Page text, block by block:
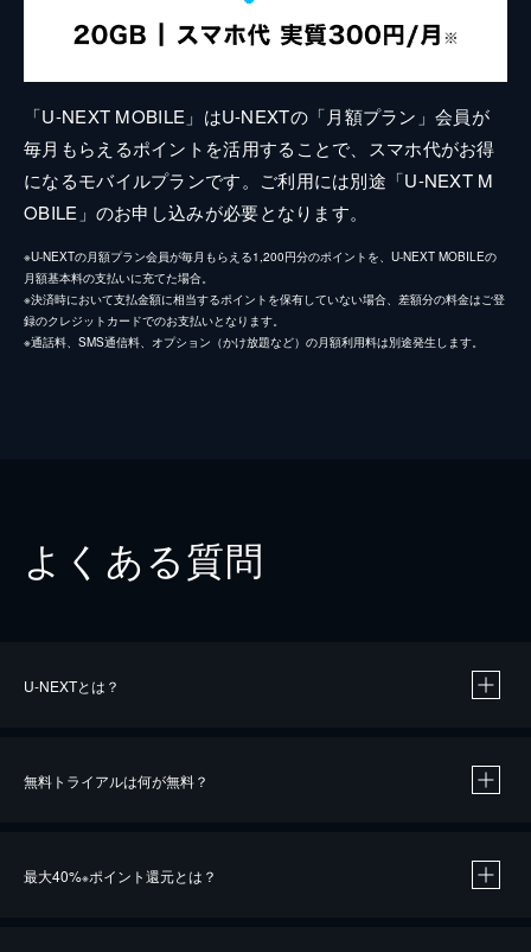
「U-NEXT MOBILE」はU-NEXTの「月額プラン」会員が
毎月もらえるポイントを活用することで、スマホ代がお得
になるモバイルプランです。ご利用には別途「U-NEXT M
OBILE」のお申し込みが必要となります。
※U-NEXTの月額プラン会員が毎月もらえる1,200円分のポイントを、U-NEXT MOBILEの
月額基本料の支払いに充てた場合。
※決済時において支払金額に相当するポイントを保有していない場合、差額分の料金はご登
録のクレジットカードでのお支払いとなります。
※通話料、SMS通信料、オプション（かけ放題など）の月額利用料は別途発生します。
よくある質問
U-NEXTとは？
無料トライアルは何が無料？
最大40%※ポイント還元とは？